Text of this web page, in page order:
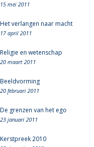
15 mei 2011
Het verlangen naar macht
17 april 2011
Religie en wetenschap
20 maart 2011
Beeldvorming
20 februari 2011
De grenzen van het ego
23 januari 2011
Kerstpreek 2010